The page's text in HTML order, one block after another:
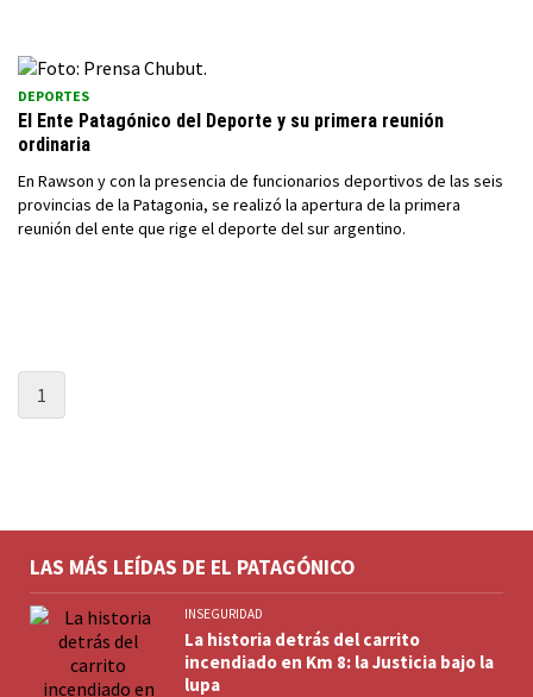
DEPORTES
El Ente Patagónico del Deporte y su primera reunión
ordinaria
En Rawson y con la presencia de funcionarios deportivos de las seis
provincias de la Patagonia, se realizó la apertura de la primera
reunión del ente que rige el deporte del sur argentino.
1
LAS MÁS LEÍDAS DE EL PATAGÓNICO
INSEGURIDAD
La historia detrás del carrito
incendiado en Km 8: la Justicia bajo la
lupa